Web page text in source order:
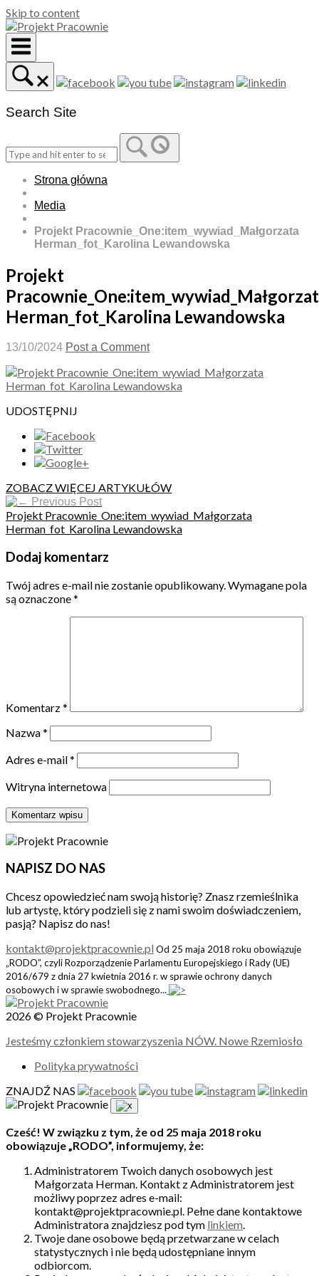
Skip to content
Search Site
Strona główna
Media
Projekt Pracownie_One:item_wywiad_Małgorzata
Herman_fot_Karolina Lewandowska
Projekt
Herman_fot_Karolina Lewandowska
13/10/2024 Post a Comment
UDOSTĘPNIJ
ZOBACZ WIĘCEJ ARTYKUŁÓW
Previous Post
Projekt Pracownie_One:item_wywiad_Małgorzata
Herman_fot_Karolina Lewandowska
Dodaj komentarz
Twój adres e-mail nie zostanie opublikowany. Wymagane pola
są oznaczone*
Komentarz*
Nazwa*
Adres e-mail*
Witryna internetowa
NAPISZ DO NAS
Chcesz opowiedzieć nam swoją historię? Znasz rzemieślnika
lub artystę, który podzieli się z nami swoim doświadczeniem,
pasją? Napisz do nas!
kontakt@projektpracownie.pl Od 25 maja 2018 roku obowiązuje
„RODO”, czyli Rozporządzenie Parlamentu Europejskiego i Rady (UE)
2016/679 z dnia 27 kwietnia 2016 r. w sprawie ochrony danych
osobowych i w sprawie swobodnego...
2026 © Projekt Pracownie
Jesteśmy członkiem stowarzyszenia NÓW. Nowe Rzemiosło
Polityka prywatności
ZNAJDŹ NAS
Cześć! W związku z tym, że od 25 maja 2018 roku
obowiązuje „RODO”, informujemy, że:
Administratorem Twoich danych osobowych jest
Małgorzata Herman. Kontakt z Administratorem jest
możliwy poprzez adres e-mail:
kontakt@projektpracownie.pl. Pełne dane kontaktowe
Administratora znajdziesz pod tym linkiem.
Twoje dane osobowe będą przetwarzane w celach
statystycznych i nie będą udostępniane innym
odbiorcom.